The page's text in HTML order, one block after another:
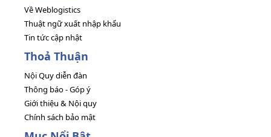
Về Weblogistics
Thuật ngữ xuất nhập khẩu
Tin tức cập nhật
Thoả Thuận
Nội Quy diễn đàn
Thông báo - Góp ý
Giới thiệu & Nội quy
Chính sách bảo mật